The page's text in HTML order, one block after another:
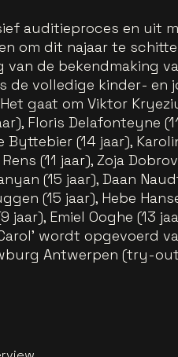
auditieproces en uit
om dit najaar te
van de bekendmaking
de volledige kinder- en
gaat om Viktor
Floris Delafonteyne
Byttebier (14 jaar),
(11 jaar), Zoja
(15 jaar), Daan
(15 jaar), Hebe
jaar), Emiel Ooghe (13
wordt opgevoerd
Antwerpen (try-